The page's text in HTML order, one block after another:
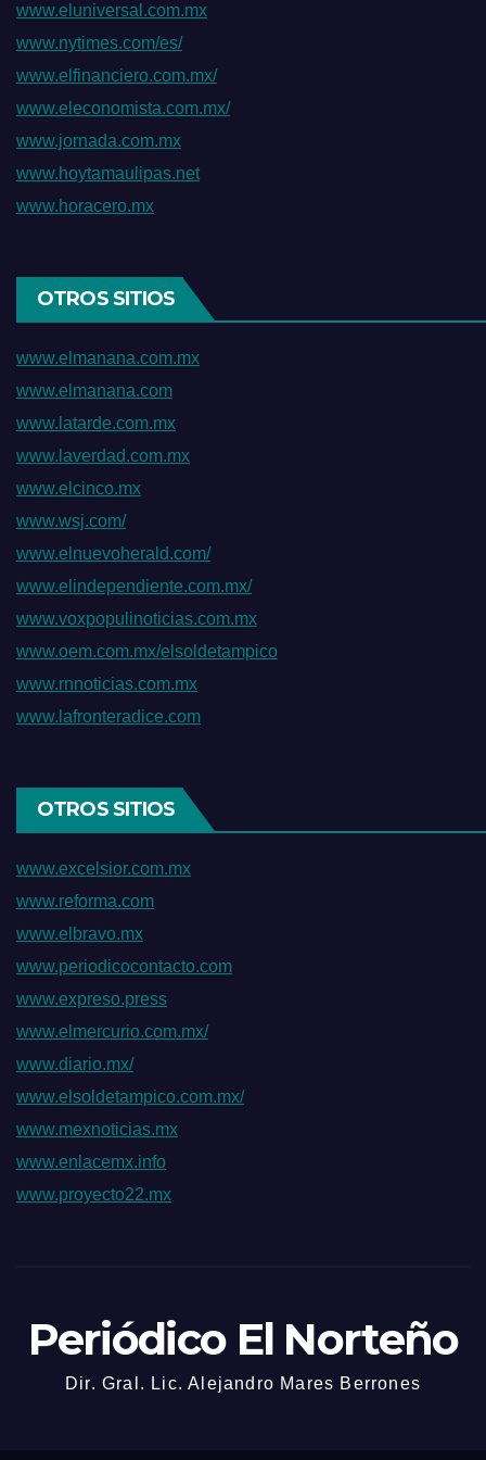
www.eluniversal.com.mx
www.nytimes.com/es/
www.elfinanciero.com.mx/
www.eleconomista.com.mx/
www.jornada.com.mx
www.hoytamaulipas.net
www.horacero.mx
OTROS SITIOS
www.elmanana.com.mx
www.elmanana.com
www.latarde.com.mx
www.laverdad.com.mx
www.elcinco.mx
www.wsj.com/
www.elnuevoherald.com/
www.elindependiente.com.mx/
www.voxpopulinoticias.com.mx
www.oem.com.mx/elsoldetampico
www.rnnoticias.com.mx
www.lafronteradice.com
OTROS SITIOS
www.excelsior.com.mx
www.reforma.com
www.elbravo.mx
www.periodicocontacto.com
www.expreso.press
www.elmercurio.com.mx/
www.diario.mx/
www.elsoldetampico.com.mx/
www.mexnoticias.mx
www.enlacemx.info
www.proyecto22.mx
Periódico El Norteño
Dir. Gral. Lic. Alejandro Mares Berrones